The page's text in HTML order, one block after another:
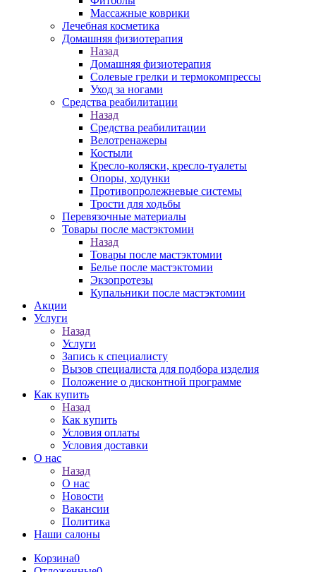
Массажные коврики
Лечебная косметика
Домашняя физиотерапия
Назад
Домашняя физиотерапия
Солевые грелки и термокомпрессы
Уход за ногами
Средства реабилитации
Назад
Средства реабилитации
Велотренажеры
Костыли
Кресло-коляски, кресло-туалеты
Опоры, ходунки
Противопролежневые системы
Трости для ходьбы
Перевязочные материалы
Товары после мастэктомии
Назад
Товары после мастэктомии
Белье после мастэктомии
Экзопротезы
Купальники после мастэктомии
Акции
Услуги
Назад
Услуги
Запись к специалисту
Вызов специалиста для подбора изделия
Положение о дисконтной программе
Как купить
Назад
Как купить
Условия оплаты
Условия доставки
О нас
Назад
О нас
Новости
Вакансии
Политика
Наши салоны
Корзина0